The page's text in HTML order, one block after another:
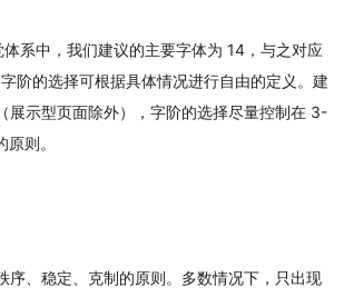
系中，我们建议的主要字体为 14，与之对应
阶的选择可根据具体情况进行自由的定义。建
展示型页面除外），字阶的选择尽量控制在 3-
则。
序、稳定、克制的原则。多数情况下，只出现